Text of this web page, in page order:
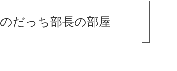
のだっち部長の部屋